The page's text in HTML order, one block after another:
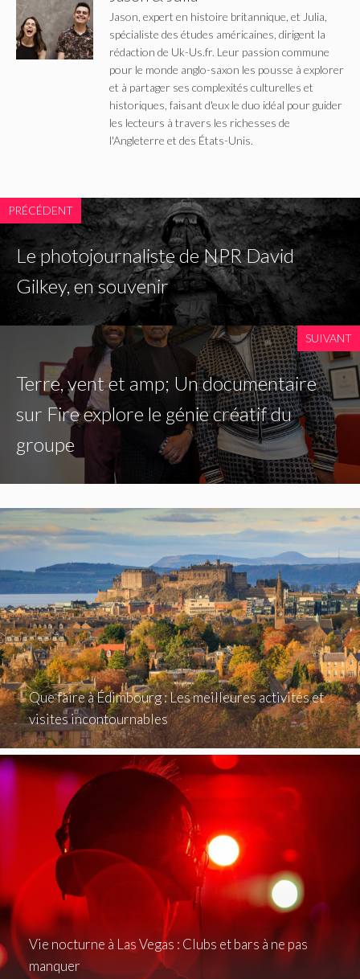
Jason, expert en histoire britannique, et Julia,
spécialiste des études américaines, dirigent la
rédaction de Uk-Us.fr. Leur passion commune
pour le monde anglo-saxon les pousse à explorer
et à partager ses complexités culturelles et
historiques, faisant d'eux le duo idéal pour guider
les lecteurs à travers les richesses de
l'Angleterre et des États-Unis.
PRÉCÉDENT
Le photojournaliste de NPR David
Gilkey, en souvenir
SUIVANT
Terre, vent et amp; Un documentaire
sur Fire explore le génie créatif du
groupe
Que faire à Édimbourg : Les meilleures activités et
visites incontournables
Vie nocturne à Las Vegas : Clubs et bars à ne pas
manquer